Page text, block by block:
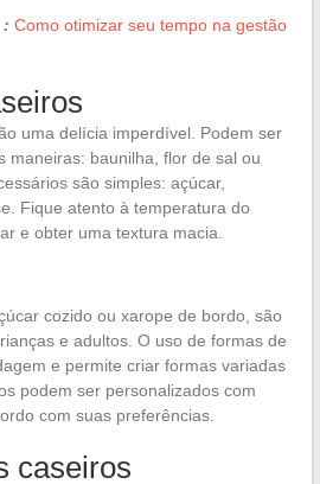
: Como otimizar seu tempo na gestão
uma delícia imperdível. Podem ser
maneiras: baunilha, flor de sal ou
são simples: açúcar,
Fique atento à temperatura do
e obter uma textura macia.
cozido ou xarope de bordo, são
e adultos. O uso de formas de
e permite criar formas variadas
podem ser personalizados com
com suas preferências.
caseiros